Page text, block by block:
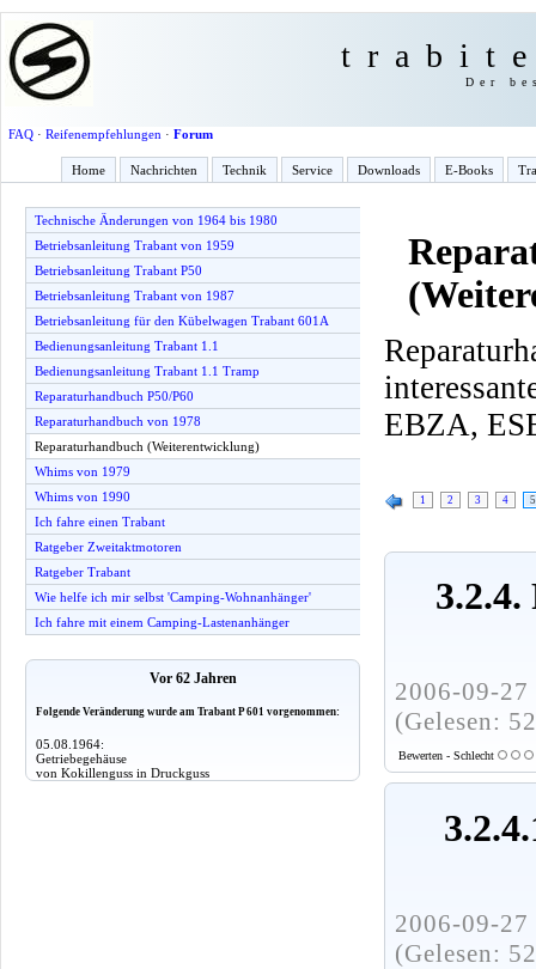
Der
FAQ· Reifenempfehlungen · Forum
Home Nachrichten Technik Service Downloads E-Books
Technische Änderungen von 1964 bis 1980
Betriebsanleitung Trabant von 1959
Betriebsanleitung Trabant P50
Betriebsanleitung Trabant von 1987
Betriebsanleitung für den Kübelwagen Trabant 601A
Bedienungsanleitung Trabant 1.1
Bedienungsanleitung Trabant 1.1 Tramp
Reparaturhandbuch P50/P60
Reparaturhandbuch von 1978
Reparaturhandbuch (Weiterentwicklung)
Whims von 1979
Whims von 1990
Ich fahre einen Trabant
Ratgeber Zweitaktmotoren
Ratgeber Trabant
Wie helfe ich mir selbst 'Camping-Wohnanhänger'
Ich fahre mit einem Camping-Lastenanhänger
Vor 62 Jahren
Folgende Veränderung wurde am Trabant P 601 vorgenommen:
05.08.1964:
Getriebegehäuse
von Kokillenguss in Druckguss
EBZA,
1 2 3 4 5
2006-09-
(Gelesen:
Bewerten - Schlecht
2006-09-
(Gelesen: